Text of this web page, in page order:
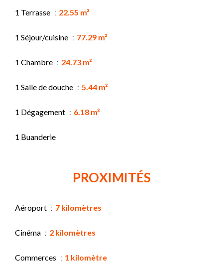
1 Terrasse 22.55 m²
1 Séjour/cuisine 77.29 m²
1 Chambre 24.73 m²
1 Salle de douche 5.44 m²
1 Dégagement 6.18 m²
1 Buanderie
PROXIMITÉS
Aéroport 7 kilomètres
Cinéma 2 kilomètres
Commerces 1 kilomètre